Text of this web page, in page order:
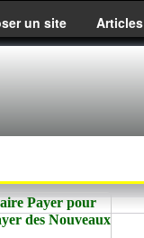
un site Articles
Payer pour
des Nouveaux